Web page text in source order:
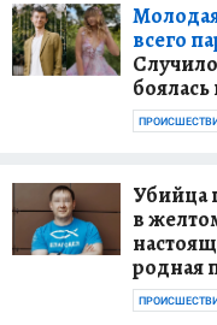
всего
боялась
Убийца
в
родная